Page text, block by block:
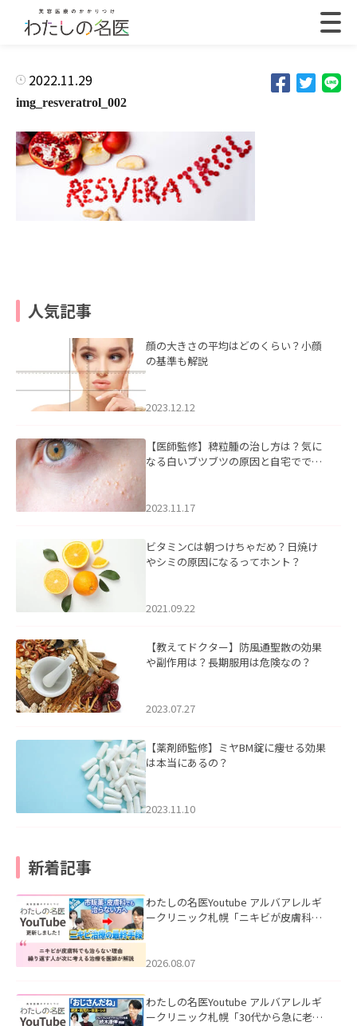
2022.11.29
img_resveratrol_002
人気記事
顔の大きさの平均はどのくらい？小顔
の基準も解説
2023.12.12
【医師監修】稗粒腫の治し方は？気に
なる白いブツブツの原因と自宅ででき
2023.11.17
ビタミンCは朝つけちゃだめ？日焼け
やシミの原因になるってホント？
2021.09.22
【教えてドクター】防風通聖散の効果
や副作用は？長期服用は危険なの？
2023.07.27
【薬剤師監修】ミヤBM錠に痩せる効果
は本当にあるの？
2023.11.10
新着記事
わたしの名医Youtube アルバアレルギ
ークリニック札幌「ニキビが皮膚科で
ました。
2026.08.07
わたしの名医Youtube アルバアレルギ
ークリニック札幌「30代から急に老け